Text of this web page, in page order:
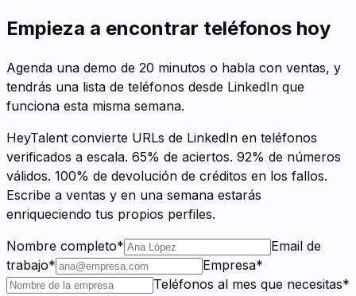
Empieza a encontrar teléfonos hoy
Agenda una demo de 20 minutos o habla con ventas, y
tendrás una lista de teléfonos desde LinkedIn que
funciona esta misma semana.
HeyTalent convierte URLs de LinkedIn en teléfonos
verificados a escala. 65% de aciertos. 92% de números
válidos. 100% de devolución de créditos en los fallos.
Escribe a ventas y en una semana estarás
enriqueciendo tus propios perfiles.
Nombre completo*
Email de
trabajo* Empresa*
Teléfonos al mes que necesitas*